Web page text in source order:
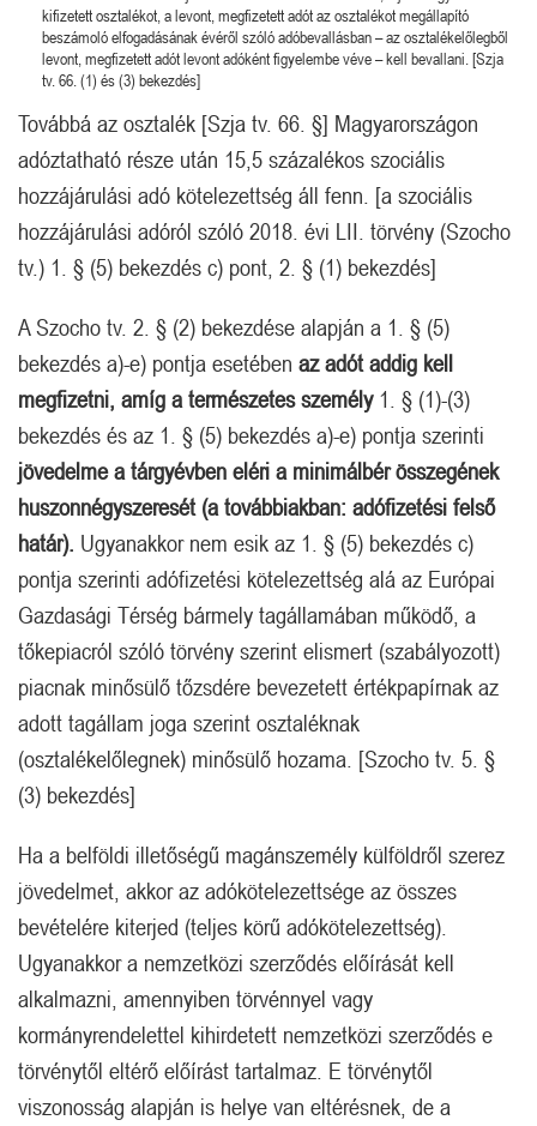
kifizetett osztalékot, a levont, megfizetett adót az osztalékot megállapító
beszámoló elfogadásának évéről szóló adóbevallásban – az osztalékelőlegből
levont, megfizetett adót levont adóként figyelembe véve – kell bevallani. [Szja
tv. 66. (1) és (3) bekezdés]
Továbbá az osztalék [Szja tv. 66. §] Magyarországon
adóztatható része után 15,5 százalékos szociális
hozzájárulási adó kötelezettség áll fenn. [a szociális
hozzájárulási adóról szóló 2018. évi LII. törvény (Szocho
tv.) 1. § (5) bekezdés c) pont, 2. § (1) bekezdés]
A Szocho tv. 2. § (2) bekezdése alapján a 1. § (5)
bekezdés a)-e) pontja esetében az adót addig kell
megfizetni, amíg a természetes személy 1. § (1)-(3)
bekezdés és az 1. § (5) bekezdés a)-e) pontja szerinti
jövedelme a tárgyévben eléri a minimálbér összegének
huszonnégyszeresét (a továbbiakban: adófizetési felső
határ). Ugyanakkor nem esik az 1. § (5) bekezdés c)
pontja szerinti adófizetési kötelezettség alá az Európai
Gazdasági Térség bármely tagállamában működő, a
tőkepiacról szóló törvény szerint elismert (szabályozott)
piacnak minősülő tőzsdére bevezetett értékpapírnak az
adott tagállam joga szerint osztaléknak
(osztalékelőlegnek) minősülő hozama. [Szocho tv. 5. §
(3) bekezdés]
Ha a belföldi illetőségű magánszemély külföldről szerez
jövedelmet, akkor az adókötelezettsége az összes
bevételére kiterjed (teljes körű adókötelezettség).
Ugyanakkor a nemzetközi szerződés előírását kell
alkalmazni, amennyiben törvénnyel vagy
kormányrendelettel kihirdetett nemzetközi szerződés e
törvénytől eltérő előírást tartalmaz. E törvénytől
viszonosság alapján is helye van eltérésnek, de a